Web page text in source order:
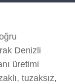
Denizli
üretimi
tuzaksız,